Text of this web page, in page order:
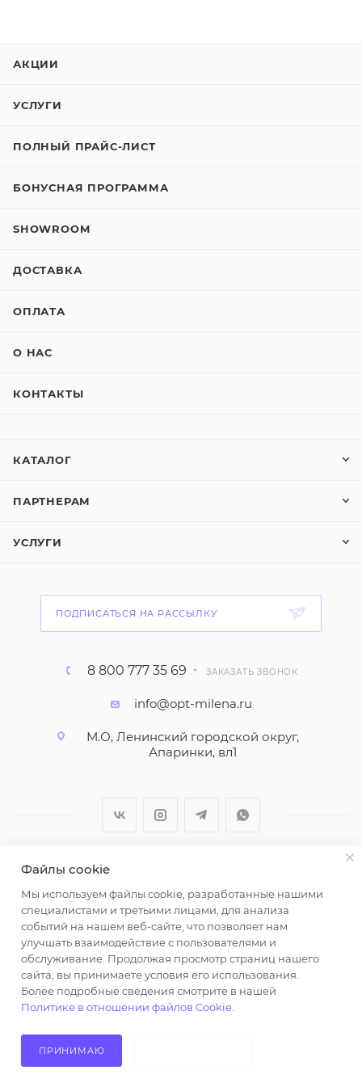
АКЦИИ
УСЛУГИ
ПОЛНЫЙ ПРАЙС-ЛИСТ
БОНУСНАЯ ПРОГРАММА
SHOWROOM
ДОСТАВКА
ОПЛАТА
О НАС
КОНТАКТЫ
КАТАЛОГ
ПАРТНЕРАМ
УСЛУГИ
ПОДПИСАТЬСЯ НА РАССЫЛКУ
8 800 777 35 69 ЗАКАЗАТЬ ЗВОНОК
info@opt-milena.ru
М.О, Ленинский городской округ,
Апаринки, вл1
2026 © ООО "Вайт Текстиль групп"
Любая информация на сайте носит справочный
характер и не является публичной офертой
определяемой положениями пункта 2 статьи 437
Гражданского кодекса Российской Федерации.
Использование любых материалов, опубликованных
на https://opt-milena.ru, допустимо только при
наличии письменного разрешения редакции и
активной ссылки на https://opt-milena.ru
Файлы cookie
Мы используем файлы cookie, разработанные нашими
специалистами и третьими лицами, для анализа
событий на нашем веб-сайте, что позволяет нам
улучшать взаимодействие с пользователями и
обслуживание. Продолжая просмотр страниц нашего
сайта, вы принимаете условия его использования.
Более подробные сведения смотрите в нашей
Политике в отношении файлов Cookie
ПРИНИМАЮ